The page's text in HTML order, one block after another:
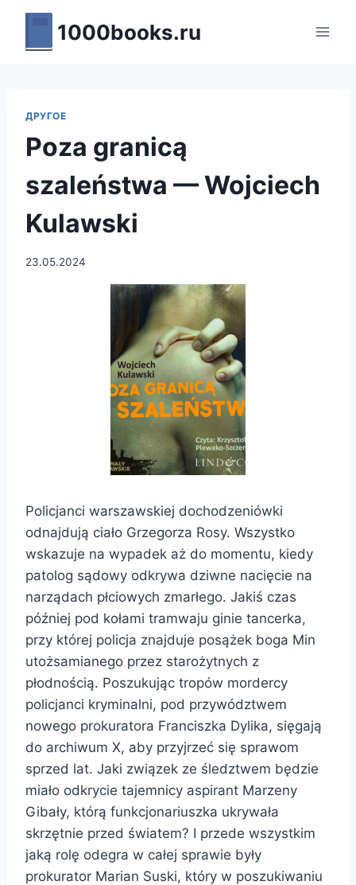
Перейти
содержимому
1000books.ru
ДРУГОЕ
Poza granicą
szaleństwa — Wojciech
Kulawski
23.05.2024
Policjanci warszawskiej dochodzeniówki
odnajdują ciało Grzegorza Rosy. Wszystko
wskazuje na wypadek aż do momentu, kiedy
patolog sądowy odkrywa dziwne nacięcie na
narządach płciowych zmarłego. Jakiś czas
później pod kołami tramwaju ginie tancerka,
przy której policja znajduje posążek boga Min
utożsamianego przez starożytnych z
płodnością. Poszukując tropów mordercy
policjanci kryminalni, pod przywództwem
nowego prokuratora Franciszka Dylika, sięgają
do archiwum X, aby przyjrzeć się sprawom
sprzed lat. Jaki związek ze śledztwem będzie
miało odkrycie tajemnicy aspirant Marzeny
Gibały, którą funkcjonariuszka ukrywała
skrzętnie przed światem? I przede wszystkim
jaką rolę odegra w całej sprawie były
prokurator Marian Suski, który w poszukiwaniu